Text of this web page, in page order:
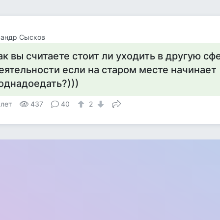
Сысков
вы считаете стоит ли уходить в другую
если на старом месте начинает
437 40 2